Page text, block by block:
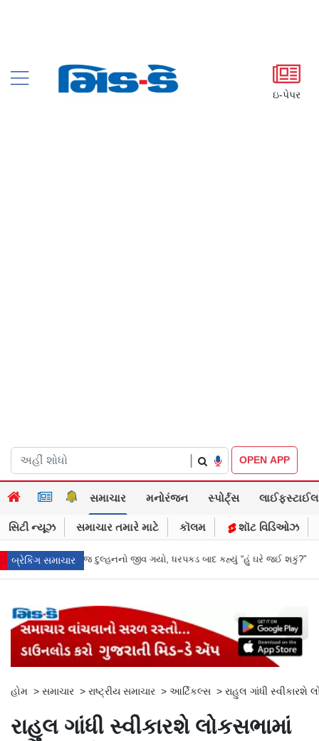
ઇ-પેપર
OPEN APP
સમાચાર મનોરંજન સ્પોર્ટ્સ લાઈફસ્ટાઈલ
સિટી ન્યૂઝ સમાચાર તમારે માટે કૉલમ શૉટ વિડિઓઝ
બ્રેકિંગ સમાચાર
ધરપકડ બાદ કહ્યું “હું ઘરે જઈ શકું?” ‘હું બાબા બાગેશ્વર નથી...’: IIT દિલ્હીમાં
હોમ > સમાચાર > રાષ્ટ્રીય સમાચાર > આર્ટિકલ્સ > રાહુલ ગાંધી સ્વીકારશે
રાહુલ ગાંધી સ્વીકારશે લોકસભામાં